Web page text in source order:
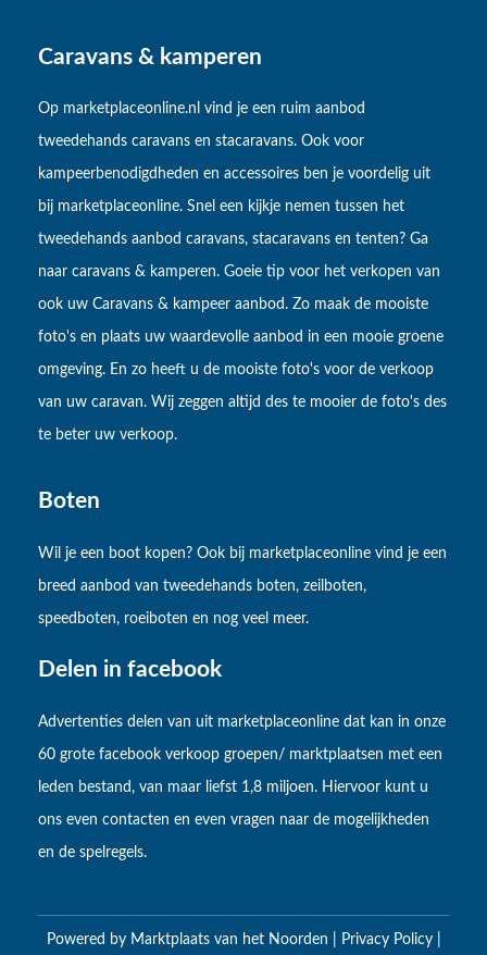
Caravans & kamperen
Op marketplaceonline.nl vind je een ruim aanbod
tweedehands caravans en stacaravans. Ook voor
kampeerbenodigdheden en accessoires ben je voordelig uit
bij marketplaceonline. Snel een kijkje nemen tussen het
tweedehands aanbod caravans, stacaravans en tenten? Ga
naar caravans & kamperen. Goeie tip voor het verkopen van
ook uw Caravans & kampeer aanbod. Zo maak de mooiste
foto's en plaats uw waardevolle aanbod in een mooie groene
omgeving. En zo heeft u de mooiste foto's voor de verkoop
van uw caravan. Wij zeggen altijd des te mooier de foto's des
te beter uw verkoop.
Boten
Wil je een boot kopen? Ook bij marketplaceonline vind je een
breed aanbod van tweedehands boten, zeilboten,
speedboten, roeiboten en nog veel meer.
Delen in facebook
Advertenties delen van uit marketplaceonline dat kan in onze
60 grote facebook verkoop groepen/ marktplaatsen met een
leden bestand, van maar liefst 1,8 miljoen. Hiervoor kunt u
ons even contacten en even vragen naar de mogelijkheden
en de spelregels.
Powered by Marktplaats van het Noorden Privacy Policy